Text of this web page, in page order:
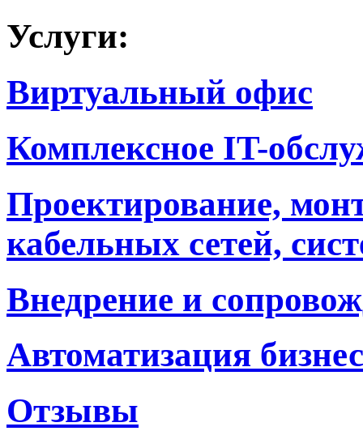
Услуги:
Виртуальный офис
Комплексное IT-
Проектирование,
кабельных сетей,
Внедрение и
Автоматизация
Отзывы